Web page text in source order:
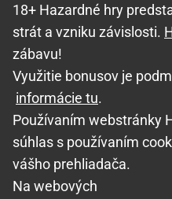
18+ Hazardné hry
strát a vzniku závislosti.
zábavu!
Využitie bonusov je
informácie tu.
Používaním webstránky
súhlas s používaním
vášho prehliadača.
Na webových